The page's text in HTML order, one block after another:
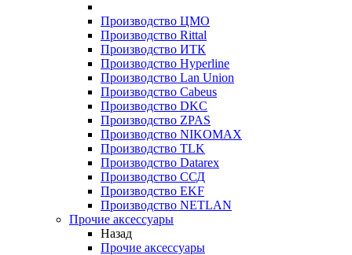
Производство ЦМО
Производство Rittal
Производство ИТК
Производство Hyperline
Производство Lan Union
Производство Cabeus
Производство DKC
Производство ZPAS
Производство NIKOMAX
Производство TLK
Производство Datarex
Производство ССД
Производство EKF
Производство NETLAN
Прочие аксеcсуары
Назад
Прочие аксеcсуары